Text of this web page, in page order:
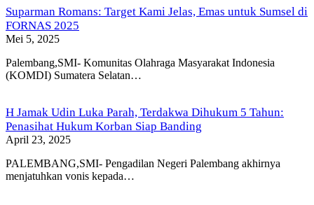
Suparman Romans: Target Kami Jelas, Emas untuk Sumsel di
FORNAS 2025
Mei 5, 2025
Palembang,SMI- Komunitas Olahraga Masyarakat Indonesia
(KOMDI) Sumatera Selatan…
H Jamak Udin Luka Parah, Terdakwa Dihukum 5 Tahun:
Penasihat Hukum Korban Siap Banding
April 23, 2025
PALEMBANG,SMI- Pengadilan Negeri Palembang akhirnya
menjatuhkan vonis kepada…